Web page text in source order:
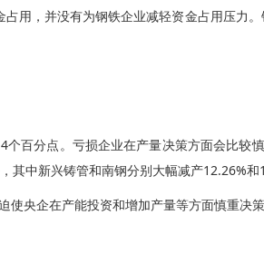
用，并没有为钢铁企业减轻资金占用压力
百分点。亏损企业在产量决策方面会比较
中新兴铸管和南钢分别大幅减产12.26%
央企在产能投资和增加产量等方面慎重决策